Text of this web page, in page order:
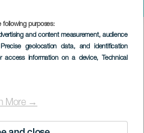
following purposes:
and content measurement, audience
geolocation data, and identification
access information on a device, Technical
More →